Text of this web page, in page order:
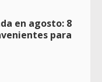
en agosto: 8
para